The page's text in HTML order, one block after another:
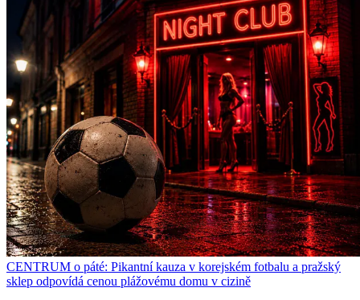
CENTRUM o páté: Pikantní kauza v korejském fotbalu a pražský
sklep odpovídá cenou plážovému domu v cizině